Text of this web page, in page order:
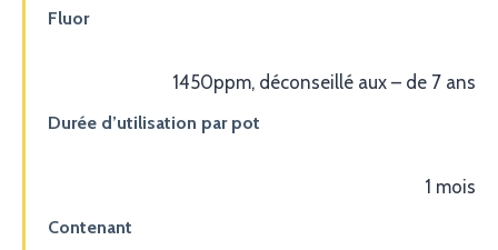
Fluor
1450ppm, déconseillé aux – de 7 ans
Durée d’utilisation par pot
1 mois
Contenant